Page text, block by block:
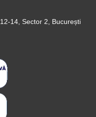
14, Sector 2, București